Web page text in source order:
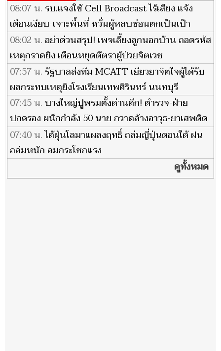
08:07 น. รบ.แจงใช้ Cell Broadcast ไร้เสียง แจ้ง
เตือนเงียบ-เจาะพื้นที่ หวั่นผู้หลบซ่อนตกเป็นเป้า
08:02 น.อย่าด่วนสรุป! เพจเลี้ยงลูกนอกบ้าน ถอดรหัส
เหตุกราดยิง เตือนหยุดตีตราผู้ป่วยจิตเวช
07:57 น. รัฐบาลส่งทีม MCATT เยียวยาจิตใจผู้ได้รับ
ผลกระทบเหตุยิงโรงเรียนเทพศิรินทร์ นนทบุรี
07:45 น. บางใหญ่ปูพรมตั้งด่านดึก! ตำรวจ-ฝ่าย
ปกครอง ผนึกกำลัง 50 นาย กวาดล้างอาวุธ-ยาเสพติด
หวั่นซ้ำรอยเหตุสลด
07:40 น.ไต้ฝุ่นโลมาแผลงฤทธิ์ ถล่มญี่ปุ่นตอนใต้ ฝน
ถล่มหนัก ลมกระโชกแรง
ดูทั้งหมด